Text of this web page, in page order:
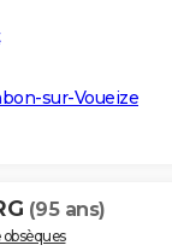
sur-Voueize
(95 ans)